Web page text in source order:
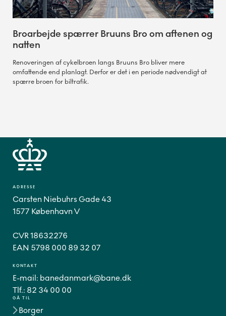
Broarbejde spærrer Bruuns Bro om aftenen og
natten
Renoveringen af cykelbroen langs Bruuns Bro bliver mere
omfattende end planlagt. Derfor er det i en periode nødvendigt at
spærre broen for biltrafik.
GÅ TIL
Borger
ADRESSE
Carsten Niebuhrs Gade 43
1577 København V
CVR 18632276
EAN 5798 000 89 32 07
KONTAKT
E-mail: banedanmark@bane.dk
Tlf.: 82 34 00 00